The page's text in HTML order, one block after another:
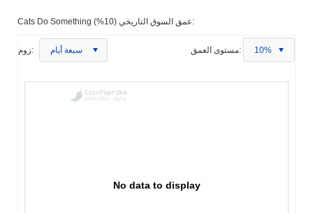
Cats Do Something عمق السوق التاريخي (10%):
زوم: سبعة أيام مستوى العمق: 10%
No data to display